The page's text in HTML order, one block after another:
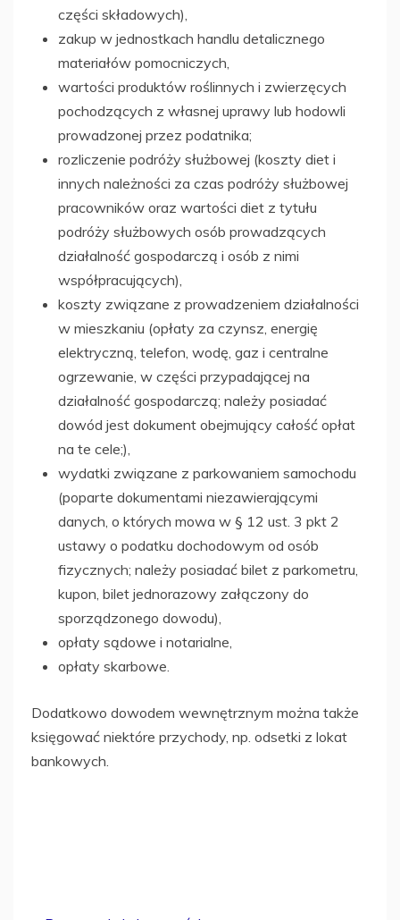
części składowych),
zakup w jednostkach handlu detalicznego
materiałów pomocniczych,
wartości produktów roślinnych i zwierzęcych
pochodzących z własnej uprawy lub hodowli
prowadzonej przez podatnika;
rozliczenie podróży służbowej (koszty diet i
innych należności za czas podróży służbowej
pracowników oraz wartości diet z tytułu
podróży służbowych osób prowadzących
działalność gospodarczą i osób z nimi
współpracujących),
koszty związane z prowadzeniem działalności
w mieszkaniu (opłaty za czynsz, energię
elektryczną, telefon, wodę, gaz i centralne
ogrzewanie, w części przypadającej na
działalność gospodarczą; należy posiadać
dowód jest dokument obejmujący całość opłat
na te cele;),
wydatki związane z parkowaniem samochodu
(poparte dokumentami niezawierającymi
danych, o których mowa w § 12 ust. 3 pkt 2
ustawy o podatku dochodowym od osób
fizycznych; należy posiadać bilet z parkometru,
kupon, bilet jednorazowy załączony do
sporządzonego dowodu),
opłaty sądowe i notarialne,
opłaty skarbowe.
Dodatkowo dowodem wewnętrznym można także
księgować niektóre przychody, np. odsetki z lokat
bankowych.